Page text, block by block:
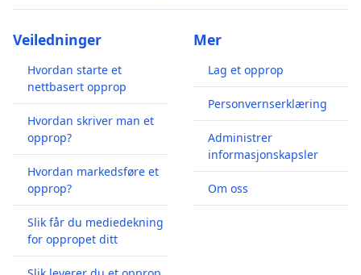
Veiledninger
Hvordan starte et
nettbasert opprop
Hvordan skriver man et
opprop?
Hvordan markedsføre et
opprop?
Slik får du mediedekning
for oppropet ditt
Mer
Lag et opprop
Personvernserklæring
Administrer
informasjonskapsler
Om oss